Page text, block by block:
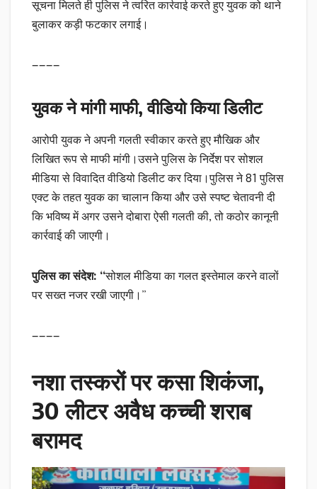
सूचना मिलते ही पुलिस ने त्वरित कार्रवाई करते हुए युवक को थाने
बुलाकर कड़ी फटकार लगाई।
————
युवक ने मांगी माफी, वीडियो किया डिलीट
आरोपी युवक ने अपनी गलती स्वीकार करते हुए मौखिक और
लिखित रूप से माफी मांगी।उसने पुलिस के निर्देश पर सोशल
मीडिया से विवादित वीडियो डिलीट कर दिया।पुलिस ने 81 पुलिस
एक्ट के तहत युवक का चालान किया और उसे स्पष्ट चेतावनी दी
कि भविष्य में अगर उसने दोबारा ऐसी गलती की, तो कठोर कानूनी
कार्रवाई की जाएगी।
पुलिस का संदेश: “सोशल मीडिया का गलत इस्तेमाल करने वालों
पर सख्त नजर रखी जाएगी।”
————
नशा तस्करों पर कसा शिकंजा,
30 लीटर अवैध कच्ची शराब
बरामद